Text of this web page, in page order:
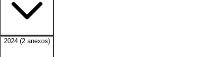
2024 (2 anexos)